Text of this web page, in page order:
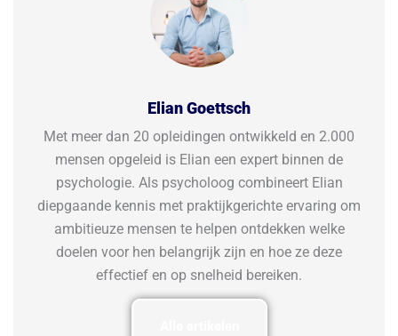
Elian Goettsch
Met meer dan 20 opleidingen ontwikkeld en 2.000
mensen opgeleid is Elian een expert binnen de
psychologie. Als psycholoog combineert Elian
diepgaande kennis met praktijkgerichte ervaring om
ambitieuze mensen te helpen ontdekken welke
doelen voor hen belangrijk zijn en hoe ze deze
effectief en op snelheid bereiken.